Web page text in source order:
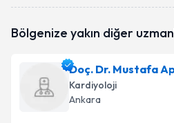
oluşturun. Size bu uzmandan
E-posta Adresiniz
Bölgenize yakın diğer
Doç. Dr. Mustafa
Kardiyoloji
Ankara